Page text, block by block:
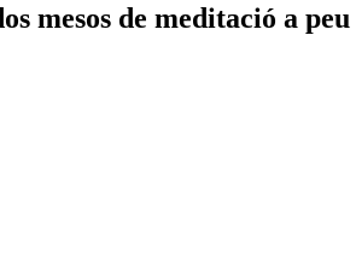
mesos de meditació a